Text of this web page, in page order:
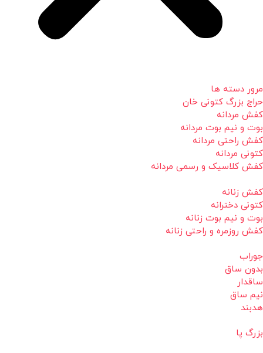
مرور دسته ها
حراج بزرگ کتونی خان
کفش مردانه
بوت و نیم بوت مردانه
کفش راحتی مردانه
کتونی مردانه
کفش کلاسیک و رسمی مردانه
کفش زنانه
کتونی دخترانه
بوت و نیم بوت زنانه
کفش روزمره و راحتی زنانه
جوراب
بدون ساق
ساقدار
نیم ساق
هدبند
بزرگ پا